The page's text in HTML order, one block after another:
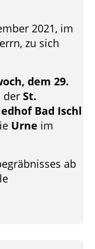
2021, im
zu sich
dem 29.
der St.
Bad Ischl
Urne im
ab